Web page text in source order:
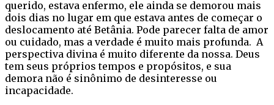
querido, estava enfermo, ele ainda se demorou mais
dois dias no lugar em que estava antes de começar o
deslocamento até Betânia. Pode parecer falta de amor
ou cuidado, mas a verdade é muito mais profunda. A
perspectiva divina é muito diferente da nossa. Deus
tem seus próprios tempos e propósitos, e sua
demora não é sinônimo de desinteresse ou
incapacidade.